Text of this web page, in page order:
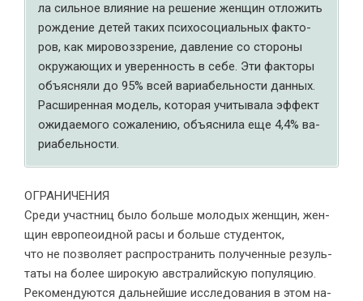
ла силь­ное вли­я­ние на ре­ше­ние жен­щин от­ло­жить
рож­де­ние де­тей та­ких пси­хо­со­ци­аль­ных фак­то­
ров, как ми­ро­воз­зре­ние, дав­ле­ние со сто­ро­ны
окру­жа­ю­щих и уве­рен­ность в себе. Эти фак­то­ры
объ­яс­ня­ли до 95% всей ва­ри­а­бель­но­сти дан­ных.
Рас­ши­рен­ная мо­дель, ко­то­рая учи­ты­ва­ла эф­фект
ожи­да­е­мо­го со­жа­ле­нию, объ­яс­ни­ла еще 4,4% ва­
ри­а­бель­но­сти.
ОГРАНИЧЕНИЯ
Сре­ди участ­ниц было боль­ше мо­ло­дых жен­щин, жен­
щин ев­ро­пео­ид­ной расы и боль­ше сту­ден­ток,
что не поз­во­ля­ет рас­про­стра­нить по­лу­чен­ные ре­зуль­
та­ты на бо­лее ши­ро­кую ав­стра­лий­скую по­пуля­цию.
Реко­мен­ду­ют­ся даль­ней­шие ис­сле­до­ва­ния в этом на­